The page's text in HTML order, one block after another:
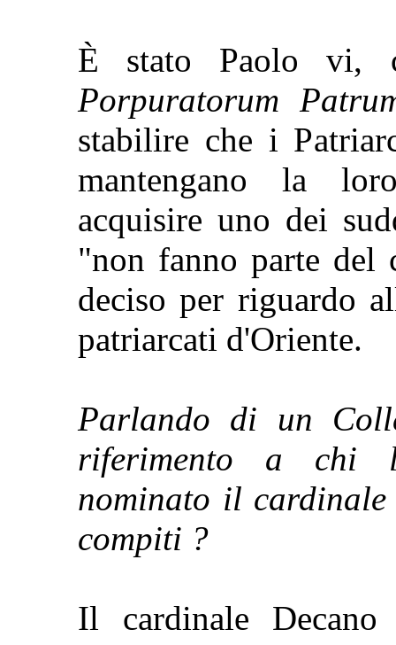
È stato Paolo
Porpuratorum
stabilire che i
mantengano la
acquisire uno dei
"non fanno parte del
deciso per riguardo
patriarcati d'Oriente.
Parlando di un
riferimento a chi
nominato il
compiti ?
Il cardinale